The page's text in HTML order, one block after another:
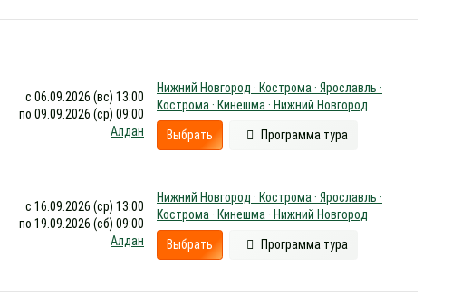
с 06.09.2026 (вс) 13:00
по 09.09.2026 (ср) 09:00
Алдан
Нижний Новгород · Кострома · Ярославль ·
Кострома · Кинешма · Нижний Новгород
Выбрать Программа тура
с 16.09.2026 (ср) 13:00
по 19.09.2026 (сб) 09:00
Алдан
Нижний Новгород · Кострома · Ярославль ·
Кострома · Кинешма · Нижний Новгород
Выбрать Программа тура